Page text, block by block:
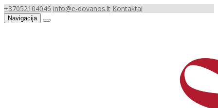
+37052104046 info@e-dovanos.lt Kontaktai
Navigacija